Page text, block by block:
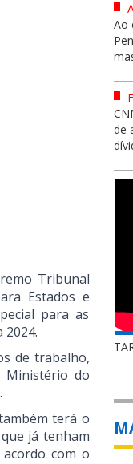
Tribunal
Estados e
para as
2024.
de trabalho,
Ministério do
terá o
já tenham
com o
Ao
de